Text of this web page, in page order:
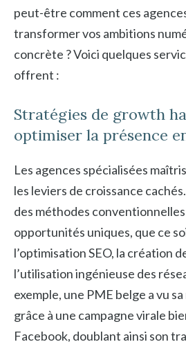
peut-être comment ces
transformer vos ambitions
concrète ? Voici quelques
offrent :
Stratégies de growth
optimiser la présence
Les agences spécialisées
les leviers de croissance
des méthodes
opportunités uniques, que ce
l’optimisation SEO, la création
l’utilisation ingénieuse des
exemple, une PME belge a vu
grâce à une campagne virale
Facebook, doublant ainsi son